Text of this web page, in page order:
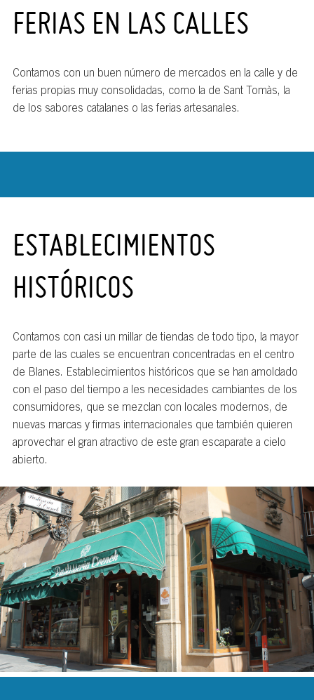
FERIAS EN LAS CALLES
Contamos con un buen número de mercados en la calle y de
ferias propias muy consolidadas, como la de Sant Tomàs, la
de los sabores catalanes o las ferias artesanales.
ESTABLECIMIENTOS
HISTÓRICOS
Contamos con casi un millar de tiendas de todo tipo, la mayor
parte de las cuales se encuentran concentradas en el centro
de Blanes. Establecimientos históricos que se han amoldado
con el paso del tiempo a les necesidades cambiantes de los
consumidores, que se mezclan con locales modernos, de
nuevas marcas y firmas internacionales que también quieren
aprovechar el gran atractivo de este gran escaparate a cielo
abierto.